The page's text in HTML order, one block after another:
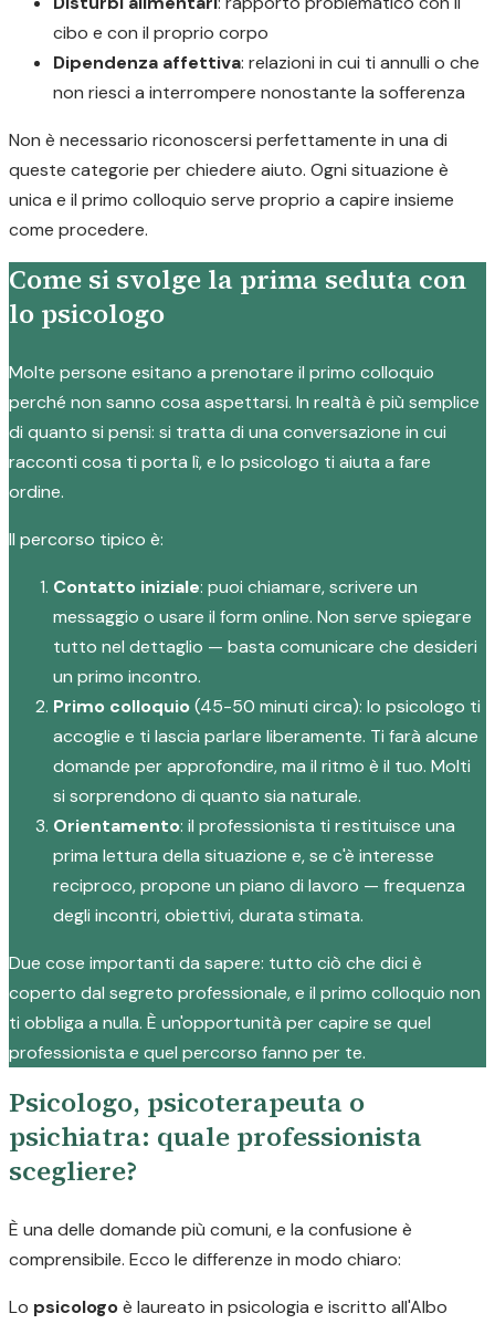
cibo e con il proprio corpo
Dipendenza affettiva: relazioni in cui ti annulli o che
non riesci a interrompere nonostante la sofferenza
Non è necessario riconoscersi perfettamente in una di
queste categorie per chiedere aiuto. Ogni situazione è
unica e il primo colloquio serve proprio a capire insieme
come procedere.
Come si svolge la prima seduta con
lo psicologo
Molte persone esitano a prenotare il primo colloquio
perché non sanno cosa aspettarsi. In realtà è più semplice
di quanto si pensi: si tratta di una conversazione in cui
racconti cosa ti porta lì, e lo psicologo ti aiuta a fare
ordine.
Il percorso tipico è:
Contatto iniziale: puoi chiamare, scrivere un
messaggio o usare il form online. Non serve spiegare
tutto nel dettaglio — basta comunicare che desideri
un primo incontro.
Primo colloquio(45-50 minuti circa): lo psicologo ti
accoglie e ti lascia parlare liberamente. Ti farà alcune
domande per approfondire, ma il ritmo è il tuo. Molti
si sorprendono di quanto sia naturale.
Orientamento: il professionista ti restituisce una
prima lettura della situazione e, se c'è interesse
reciproco, propone un piano di lavoro — frequenza
degli incontri, obiettivi, durata stimata.
Due cose importanti da sapere: tutto ciò che dici è
coperto dal segreto professionale, e il primo colloquio non
ti obbliga a nulla. È un'opportunità per capire se quel
professionista e quel percorso fanno per te.
Psicologo, psicoterapeuta o
psichiatra: quale professionista
scegliere?
È una delle domande più comuni, e la confusione è
comprensibile. Ecco le differenze in modo chiaro:
Lo psicologoè laureato in psicologia e iscritto all'Albo